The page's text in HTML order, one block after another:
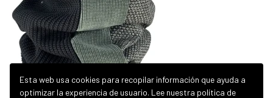
Esta web usa cookies para recopilar información que ayuda a
optimizar la experiencia de usuario. Lee nuestra política de